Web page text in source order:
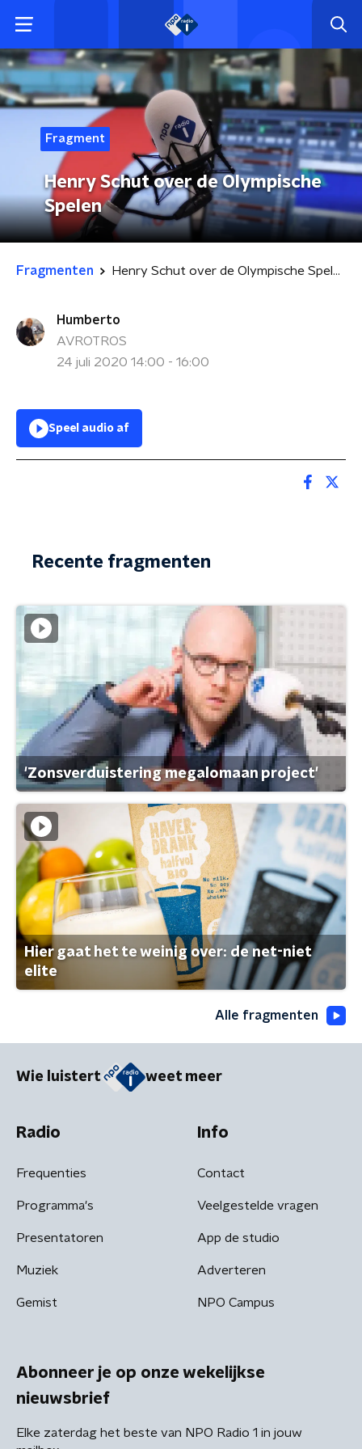
Fragment
Henry Schut over de Olympische
Spelen
Fragmenten Henry Schut over de Olympische Spelen
Humberto
AVROTROS
24 juli 2020 14:00 - 16:00
Speel audio af
Recente fragmenten
'Zonsverduistering megalomaan project'
Hier gaat het te weinig over: de net-niet
elite
Alle fragmenten
Wie luistert weet meer
Radio
Frequenties
Programma's
Presentatoren
Muziek
Gemist
Info
Contact
Veelgestelde vragen
App de studio
Adverteren
NPO Campus
Abonneer je op onze wekelijkse
nieuwsbrief
Elke zaterdag het beste van NPO Radio 1 in jouw